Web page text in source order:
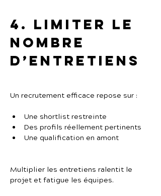
4. Limiter le
nombre
d’entretiens
Un recrutement efficace repose sur :
Une shortlist restreinte
Des profils réellement pertinents
Une qualification en amont
Multiplier les entretiens ralentit le
projet et fatigue les équipes.